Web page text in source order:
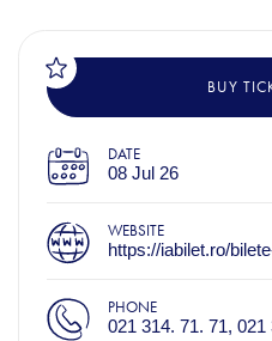
BUY
DATE
08 Jul 26
WEBSITE
https://iabilet.ro/
PHONE
021 314. 71. 71, 021